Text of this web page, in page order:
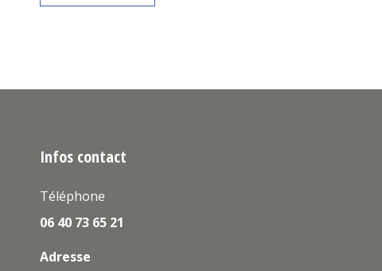
Infos contact
Téléphone
06 40 73 65 21
Adresse